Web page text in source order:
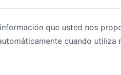
que usted nos
cuando